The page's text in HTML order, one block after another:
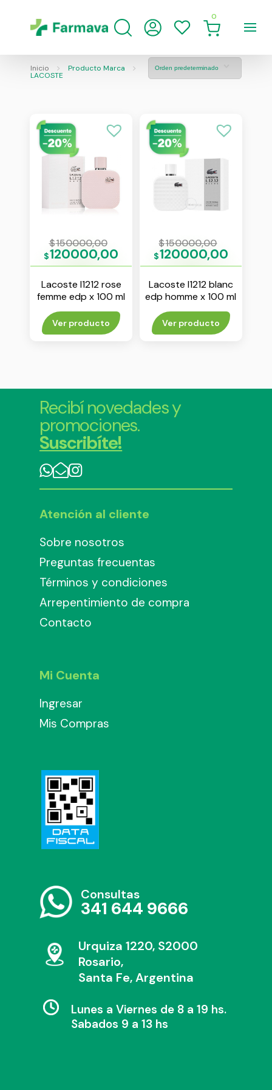
0
Inicio Producto Marca
LACOSTE
$150000,00
$120000,00
Lacoste l1212 rose
femme edp x 100 ml
Ver producto
$150000,00
$120000,00
Lacoste l1212 blanc
edp homme x 100 ml
Ver producto
Recibí novedades y
promociones.
Suscribíte!
Atención al cliente
Sobre nosotros
Preguntas frecuentas
Términos y condiciones
Arrepentimiento de compra
Contacto
Mi Cuenta
Ingresar
Mis Compras
Consultas
341 644 9666
Urquiza 1220, S2000
Rosario,
Santa Fe, Argentina
Lunes a Viernes de 8 a 19 hs.
Sabados 9 a 13 hs